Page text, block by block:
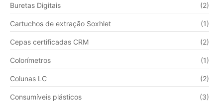
Buretas Digitais (2)
Cartuchos de extração Soxhlet (1)
Cepas certificadas CRM (2)
Colorímetros (1)
Colunas LC (2)
Consumíveis plásticos (3)